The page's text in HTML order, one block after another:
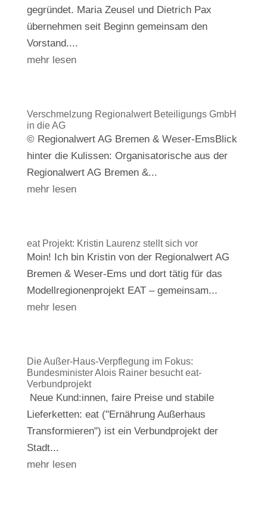
gegründet. Maria Zeusel und Dietrich Pax
übernehmen seit Beginn gemeinsam den
Vorstand....
mehr lesen
Verschmelzung Regionalwert Beteiligungs GmbH
in die AG
© Regionalwert AG Bremen & Weser-EmsBlick
hinter die Kulissen: Organisatorische aus der
Regionalwert AG Bremen &...
mehr lesen
eat Projekt: Kristin Laurenz stellt sich vor
Moin! Ich bin Kristin von der Regionalwert AG
Bremen & Weser-Ems und dort tätig für das
Modellregionenprojekt EAT – gemeinsam...
mehr lesen
Die Außer-Haus-Verpflegung im Fokus:
Bundesminister Alois Rainer besucht eat-
Verbundprojekt
Neue Kund:innen, faire Preise und stabile
Lieferketten: eat ("Ernährung Außerhaus
Transformieren") ist ein Verbundprojekt der
Stadt...
mehr lesen